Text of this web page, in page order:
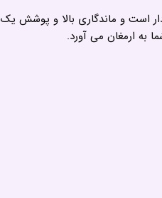
است و ماندگاری بالا و پوشش یک
ارمغان می آورد.